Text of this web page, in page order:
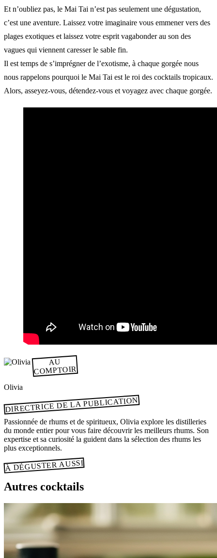
Et n’oubliez pas, le Mai Tai n’est pas seulement une dégustation,
c’est une aventure. Laissez votre imaginaire vous emmener vers des
plages exotiques et laissez votre esprit vagabonder au son des
vagues qui viennent caresser le sable fin.
Il est temps de s’imprégner de l’exotisme, à chaque gorgée nous
nous rappelons pourquoi le Mai Tai est le roi des cocktails tropicaux.
Alors, asseyez-vous, détendez-vous et voyagez avec chaque gorgée.
AU
COMPTOIR
Olivia
DIRECTRICE DE LA PUBLICATION
Passionnée de rhums et de spiritueux, Olivia explore les distilleries
du monde entier pour vous faire découvrir les meilleurs rhums. Son
expertise et sa curiosité la guident dans la sélection des rhums les
plus exceptionnels.
À DÉGUSTER AUSSI
Autres cocktails